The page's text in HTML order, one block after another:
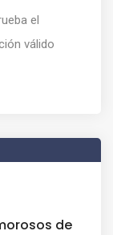
el
válido
de